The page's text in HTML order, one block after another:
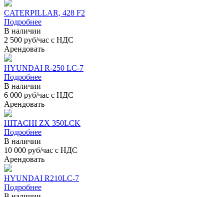
CATERPILLAR, 428 F2
Подробнее
В наличии
2 500 руб/час с НДС
Арендовать
HYUNDAI R-250 LC-7
Подробнее
В наличии
6 000 руб/час с НДС
Арендовать
HITACHI ZX 350LCK
Подробнее
В наличии
10 000 руб/час с НДС
Арендовать
HYUNDAI R210LC-7
Подробнее